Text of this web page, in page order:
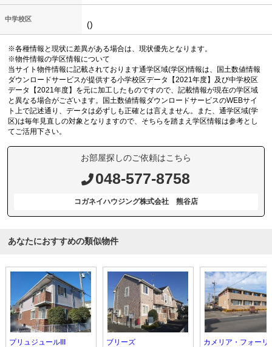
中学校区
()
※各種情報と現状に差異がある場合は、現状優先となります。
※物件情報の学区情報について
当サイト物件情報に記載されております通学区域(学区)情報は、国土数値情報
ダウンロードサービスが提供する小学校区データ【2021年度】及び中学校区
データ【2021年度】を元に加工したものですので、記載情報が現在の学区域
と異なる場合がございます。国土数値情報ダウンロードサービスのWEBサイ
ト上で記述通り、データは必ずしも正確とは言えません。また、通学区域(学
区)は毎年見直しの対象となりますので、そちらを踏まえ学区情報は参考とし
てご活用下さい。
お部屋探しのご依頼はこちら
048-577-8758
コガネイハウジング株式会社 熊谷店
あなたにおすすめの類似物件
プリュジュールIII
ブリーズ
カメリア・フォーリ